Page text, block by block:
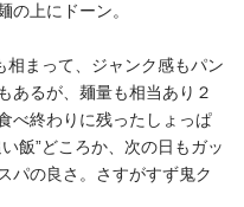
上にドーン。
相まって、ジャンク感もパン
あるが、麺量も相当あり２
べ終わりに残ったしょっぱ
飯”どころか、次の日もガッ
パの良さ。さすがすず鬼ク